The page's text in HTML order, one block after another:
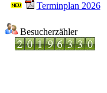
Terminplan 2026
Besucherzähler